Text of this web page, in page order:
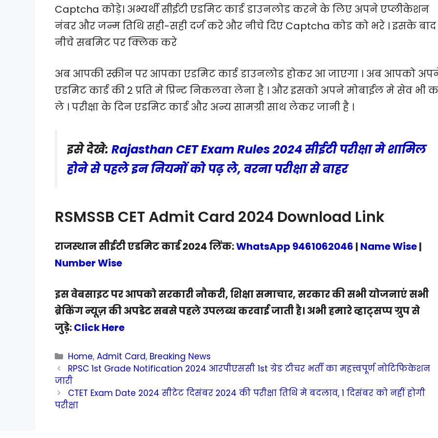
Captcha कोड़े। अभ्यर्थी सीईटी एडमिट कार्ड डाउनलोड करने के लिए अपने एप्लीकेशन
नंबर और जन्म तिथि सही-सही दर्ज करे और नीचे दिए Captcha कोड को भरे । इसके बाद
नीचे सबमिट पर क्लिक करे
अब आपकी स्क्रीन पर आपका एडमिट कार्ड डाउनलोड होकर आ जाएगा । अब आपको
एडमिट कार्ड की 2 प्रति मे प्रिन्ट निकलवा लेना है । और इसको अपने मोबाईल मे सेव भी
ले । परीक्षा के दिन एडमिट कार्ड और अन्य सामग्री साथ लेकर जानी है ।
इसे देखे: Rajasthan CET Exam Rules 2024 सीईटी परीक्षा मे शामिल
होने से पहले इन नियमों को पढ़ ले, वरना परीक्षा से बाहर
RSMSSB CET Admit Card 2024 Download Link
राजस्थान सीईटी एडमिट कार्ड 2024 लिंक:WhatsApp 9461062046 | Name Wise|
Number Wise
इस वेबसाइट पर आपको सरकारी नौकरी, शिक्षा समाचार, सरकार की सभी योजनाएं सभी
ब्रेकिंग न्यूज़ की अपडेट सबसे पहले उपलब्ध करवाई जाती है। अभी हमारे व्हाट्सप्प ग्रुप से
जुड़े:Click Here
Categories
Home,Admit Card, Breaking News
RPSC 1st Grade Notification 2024 आरपीएससी 1st ग्रेड टीचर भर्ती का महत्त्वपूर्ण नोटिफिकेशन
जारी
CTET Exam Date 2024 सीटेट दिसंबर 2024 की परीक्षा तिथि मे बदलाव, 1 दिसंबर को नहीं होगी
परीक्षा